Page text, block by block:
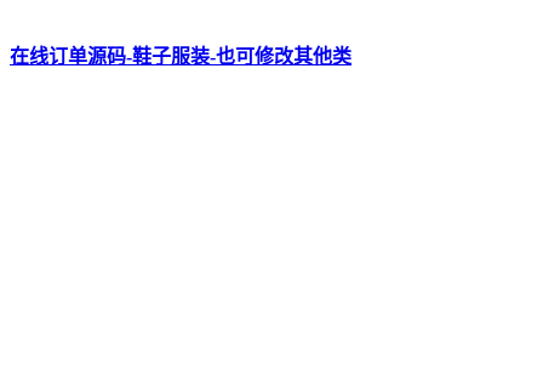
在线订单源码-鞋子服装-也可修改其他类